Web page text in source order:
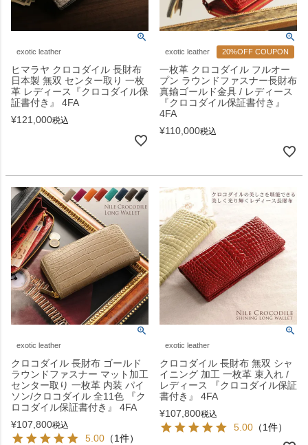
exotic leather
ヒマラヤ クロコダイル 長財布
日本製 無双 センター取り 一枚
革 レディース『クロコダイル保
証書付き』 4FA
¥121,000税込
exotic leather 20%OFF COUPON
一枚革 クロコダイル フルオー
プン ラウンドファスナー長財布
真鍮ゴールド金具 / レディース
『クロコダイル保証書付き』
4FA
¥110,000税込
exotic leather
クロコダイル 長財布 ゴールド
ラウンドファスナー マット加工
センター取り 一枚革 内装 パイ
ソン/クロコダイル 全11色 『ク
ロコダイル保証書付き』 4FA
¥107,800税込
5.00 （1件）
exotic leather
クロコダイル 長財布 無双 シャ
イニング 加工 一枚革 束入れ /
レディース 『クロコダイル保証
書付き』 4FA
¥107,800税込
5.00 （1件）